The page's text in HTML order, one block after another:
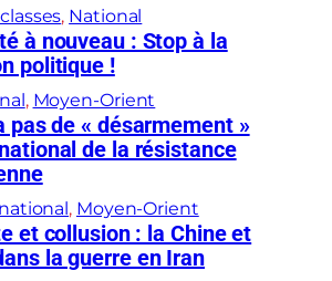
, National
à nouveau : Stop à la
politique !
, Moyen-Orient
pas de « désarmement »
de la résistance
, Moyen-Orient
et collusion : la Chine et
la guerre en Iran